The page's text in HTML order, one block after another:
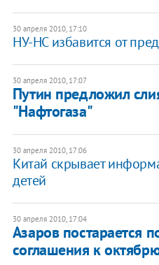
30 апреля 2010, 17:10
НУ-НС избавится от
30 апреля 2010, 17:07
Путин предложил
"Нафтогаза"
30 апреля 2010, 17:06
Китай скрывает
детей
30 апреля 2010, 17:04
Азаров постарается
соглашения к